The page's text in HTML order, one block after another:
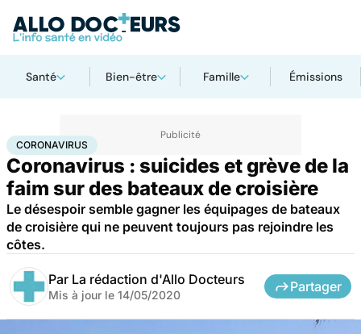
Santé Bien-être Famille Émissions
AccueilSantéMaladies Coronavirus
CORONAVIRUS
Coronavirus : suicides et grève de la
faim sur des bateaux de croisière
Le désespoir semble gagner les équipages de bateaux
de croisière qui ne peuvent toujours pas rejoindre les
côtes.
Par La rédaction d'Allo Docteurs
Mis à jour le 14/05/2020
Partager